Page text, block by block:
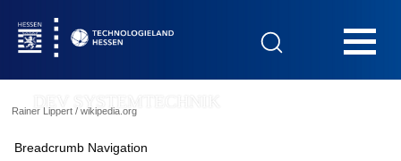
Startseite
Rainer Lippert / wikipedia.org
Breadcrumb Navigation